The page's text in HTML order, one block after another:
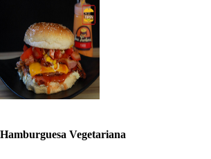
Hamburguesa Vegetariana